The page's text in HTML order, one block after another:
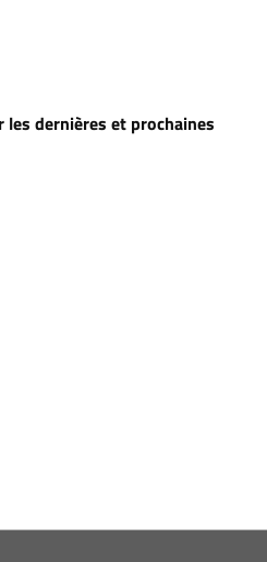
dernières et prochaines